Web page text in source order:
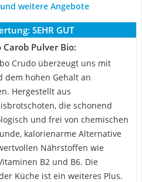
weitere Angebote
SEHR GUT
Pulver Bio:
Crudo überzeugt uns mit
dem hohen Gehalt an
Hergestellt aus
die schonend
und frei von chemischen
kalorienarme Alternative
Nährstoffen wie
B2 und B6. Die
Küche ist ein weiteres Plus.